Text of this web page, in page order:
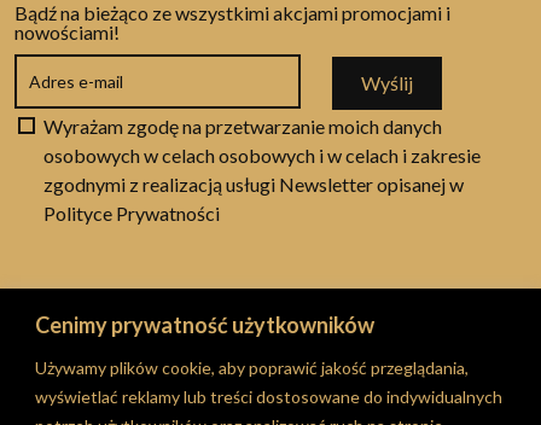
Cenimy prywatność użytkowników
Używamy plików cookie, aby poprawić jakość przeglądania,
wyświetlać reklamy lub treści dostosowane do indywidualnych
Bądź na bieżąco ze wszystkimi akcjami promocjami i
nowościami!
Wyślij
Wyrażam zgodę na przetwarzanie moich danych
osobowych w celach osobowych i w celach i zakresie
zgodnymi z realizacją usługi Newsletter opisanej w
Polityce Prywatności
Stronę obsługuje Agencja eCommerce BINAREST